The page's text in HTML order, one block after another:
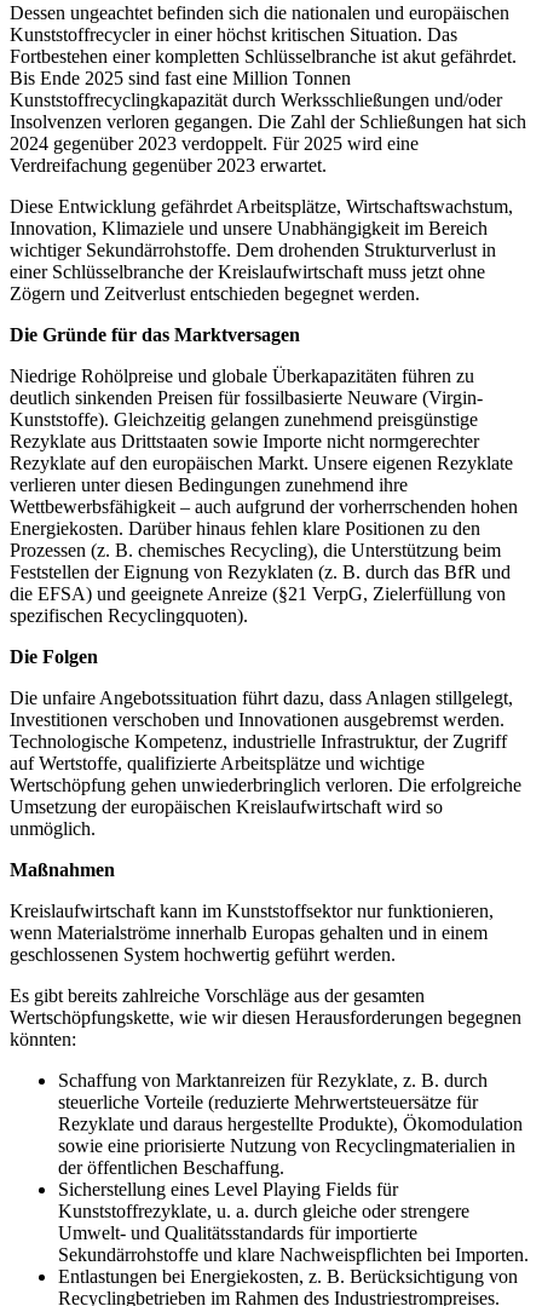
Dessen ungeachtet befinden sich die nationalen und europäischen
Kunststoffrecycler in einer höchst kritischen Situation. Das
Fortbestehen einer kompletten Schlüsselbranche ist akut gefährdet.
Bis Ende 2025 sind fast eine Million Tonnen
Kunststoffrecyclingkapazität durch Werksschließungen und/oder
Insolvenzen verloren gegangen. Die Zahl der Schließungen hat sich
2024 gegenüber 2023 verdoppelt. Für 2025 wird eine
Verdreifachung gegenüber 2023 erwartet.
Diese Entwicklung gefährdet Arbeitsplätze, Wirtschaftswachstum,
Innovation, Klimaziele und unsere Unabhängigkeit im Bereich
wichtiger Sekundärrohstoffe. Dem drohenden Strukturverlust in
einer Schlüsselbranche der Kreislaufwirtschaft muss jetzt ohne
Zögern und Zeitverlust entschieden begegnet werden.
Die Gründe für das Marktversagen
Niedrige Rohölpreise und globale Überkapazitäten führen zu
deutlich sinkenden Preisen für fossilbasierte Neuware (Virgin-
Kunststoffe). Gleichzeitig gelangen zunehmend preisgünstige
Rezyklate aus Drittstaaten sowie Importe nicht normgerechter
Rezyklate auf den europäischen Markt. Unsere eigenen Rezyklate
verlieren unter diesen Bedingungen zunehmend ihre
Wettbewerbsfähigkeit – auch aufgrund der vorherrschenden hohen
Energiekosten. Darüber hinaus fehlen klare Positionen zu den
Prozessen (z. B. chemisches Recycling), die Unterstützung beim
Feststellen der Eignung von Rezyklaten (z. B. durch das BfR und
die EFSA) und geeignete Anreize (§21 VerpG, Zielerfüllung von
spezifischen Recyclingquoten).
Die Folgen
Die unfaire Angebotssituation führt dazu, dass Anlagen stillgelegt,
Investitionen verschoben und Innovationen ausgebremst werden.
Technologische Kompetenz, industrielle Infrastruktur, der Zugriff
auf Wertstoffe, qualifizierte Arbeitsplätze und wichtige
Wertschöpfung gehen unwiederbringlich verloren. Die erfolgreiche
Umsetzung der europäischen Kreislaufwirtschaft wird so
unmöglich.
Maßnahmen
Kreislaufwirtschaft kann im Kunststoffsektor nur funktionieren,
wenn Materialströme innerhalb Europas gehalten und in einem
geschlossenen System hochwertig geführt werden.
Es gibt bereits zahlreiche Vorschläge aus der gesamten
Wertschöpfungskette, wie wir diesen Herausforderungen begegnen
könnten:
Schaffung von Marktanreizen für Rezyklate, z. B. durch
steuerliche Vorteile (reduzierte Mehrwertsteuersätze für
Rezyklate und daraus hergestellte Produkte), Ökomodulation
sowie eine priorisierte Nutzung von Recyclingmaterialien in
der öffentlichen Beschaffung.
Sicherstellung eines Level Playing Fields für
Kunststoffrezyklate, u. a. durch gleiche oder strengere
Umwelt- und Qualitätsstandards für importierte
Sekundärrohstoffe und klare Nachweispflichten bei Importen.
Entlastungen bei Energiekosten, z. B. Berücksichtigung von
Recyclingbetrieben im Rahmen des Industriestrompreises.